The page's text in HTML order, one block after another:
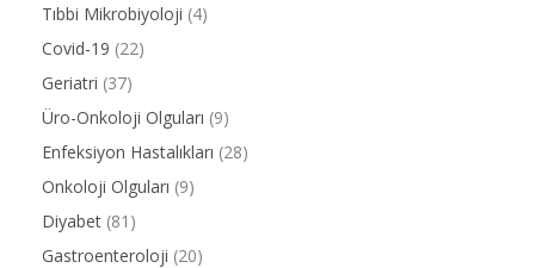
Tıbbi Mikrobiyoloji (4)
Covid-19 (22)
Geriatri (37)
Üro-Onkoloji Olguları (9)
Enfeksiyon Hastalıkları (28)
Onkoloji Olguları (9)
Diyabet (81)
Gastroenteroloji (20)